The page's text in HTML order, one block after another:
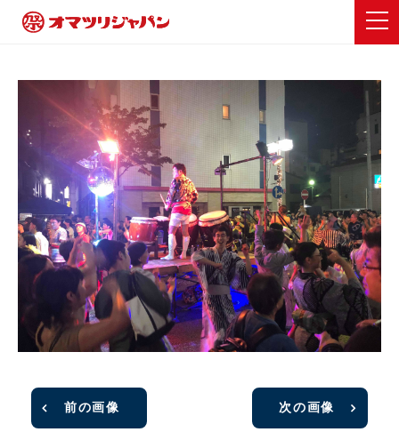
前の画像 次の画像